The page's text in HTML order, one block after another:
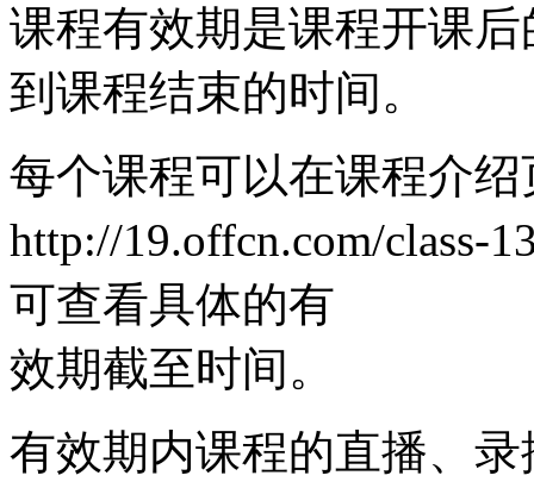
课程有效期是课程开课
到课程结束的时间。
每个课程可以在课程介
http://19.offcn.com/class-
可查看具体的有
效期截至时间。
有效期内课程的直播、